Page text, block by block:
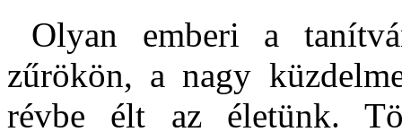
Olyan emberi a
zűrökön, a nagy
révbe élt az életünk.